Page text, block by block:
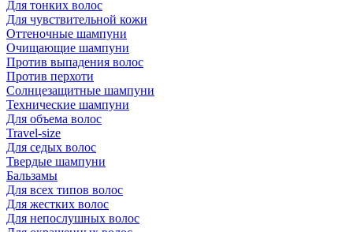
Для тонких волос
Для чувствительной кожи
Оттеночные шампуни
Очищающие шампуни
Против выпадения волос
Против перхоти
Солнцезащитные шампуни
Технические шампуни
Для объема волос
Travel-size
Для седых волос
Твердые шампуни
Бальзамы
Для всех типов волос
Для жестких волос
Для непослушных волос